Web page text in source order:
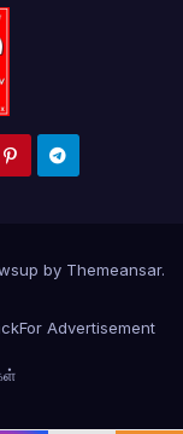
by Themeansar.
For Advertisement